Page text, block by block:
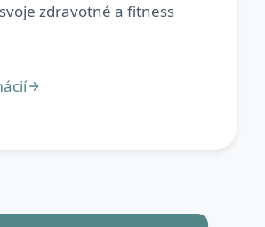
zdravotné a fitness